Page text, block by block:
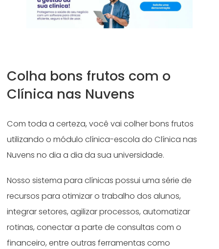
Colha bons frutos com o
Clínica nas Nuvens
Com toda a certeza, você vai colher bons frutos
utilizando o módulo clínica-escola do Clínica nas
Nuvens no dia a dia da sua universidade.
Nosso sistema para clínicas possui uma série de
recursos para otimizar o trabalho dos alunos,
integrar setores, agilizar processos, automatizar
rotinas, conectar a parte de consultas com o
financeiro, entre outras ferramentas como